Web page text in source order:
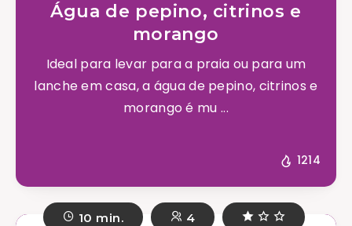
Água de pepino, citrinos e
morango
Ideal para levar para a praia ou para um
lanche em casa, a água de pepino, citrinos e
morango é mu ...
1214
10 min. 4